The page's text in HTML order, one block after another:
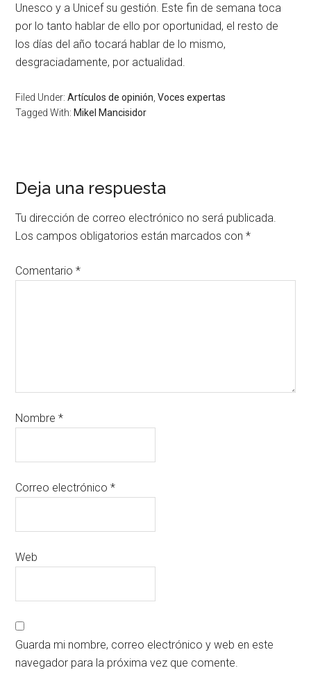
Unesco y a Unicef su gestión. Este fin de semana toca
por lo tanto hablar de ello por oportunidad, el resto de
los días del año tocará hablar de lo mismo,
desgraciadamente, por actualidad.
Filed Under:Artículos de opinión ,Voces expertas
Tagged With: Mikel Mancisidor
Deja una respuesta
Tu dirección de correo electrónico no será publicada.
Los campos obligatorios están marcados con*
Comentario*
Nombre*
Correo electrónico*
Web
Guarda mi nombre, correo electrónico y web en este
navegador para la próxima vez que comente.